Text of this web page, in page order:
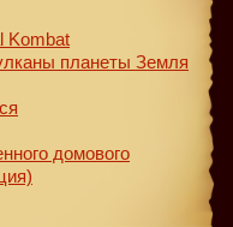
Kombat
планеты Земля
домового